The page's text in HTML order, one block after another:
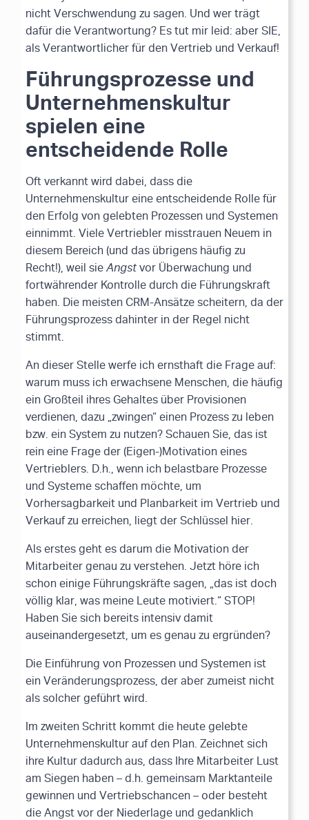
nicht Verschwendung zu sagen. Und wer trägt
dafür die Verantwortung? Es tut mir leid: aber SIE,
als Verantwortlicher für den Vertrieb und Verkauf!
Führungsprozesse und
Unternehmenskultur
spielen eine
entscheidende Rolle
Oft verkannt wird dabei, dass die
Unternehmenskultur eine entscheidende Rolle für
den Erfolg von gelebten Prozessen und Systemen
einnimmt. Viele Vertriebler misstrauen Neuem in
diesem Bereich (und das übrigens häufig zu
Recht!), weil sie Angstvor Überwachung und
fortwährender Kontrolle durch die Führungskraft
haben. Die meisten CRM-Ansätze scheitern, da der
Führungsprozess dahinter in der Regel nicht
stimmt.
An dieser Stelle werfe ich ernsthaft die Frage auf:
warum muss ich erwachsene Menschen, die häufig
ein Großteil ihres Gehaltes über Provisionen
verdienen, dazu „zwingen“ einen Prozess zu leben
bzw. ein System zu nutzen? Schauen Sie, das ist
rein eine Frage der (Eigen-)Motivation eines
Vertrieblers. D.h., wenn ich belastbare Prozesse
und Systeme schaffen möchte, um
Vorhersagbarkeit und Planbarkeit im Vertrieb und
Verkauf zu erreichen, liegt der Schlüssel hier.
Als erstes geht es darum die Motivation der
Mitarbeiter genau zu verstehen. Jetzt höre ich
schon einige Führungskräfte sagen, „das ist doch
völlig klar, was meine Leute motiviert.“ STOP!
Haben Sie sich bereits intensiv damit
auseinandergesetzt, um es genau zu ergründen?
Die Einführung von Prozessen und Systemen ist
ein Veränderungsprozess, der aber zumeist nicht
als solcher geführt wird.
Im zweiten Schritt kommt die heute gelebte
Unternehmenskultur auf den Plan. Zeichnet sich
ihre Kultur dadurch aus, dass Ihre Mitarbeiter Lust
am Siegen haben – d.h. gemeinsam Marktanteile
gewinnen und Vertriebschancen – oder besteht
die Angst vor der Niederlage und gedanklich